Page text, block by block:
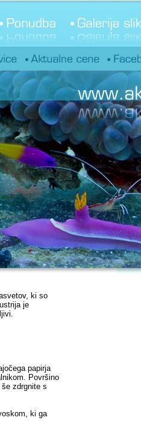
ki so
je
papirja
Površino
zdrgnite s
ki ga